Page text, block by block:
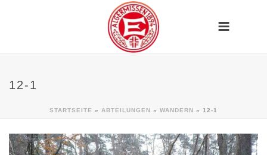
12-1
STARTSEITE » ABTEILUNGEN » WANDERN » 12-1